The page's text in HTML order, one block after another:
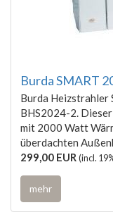
Burda SMART
Burda Heizstrahler
BHS2024-2.
mit 2000 Watt
überdachten
299,00 EUR(incl.
mehr